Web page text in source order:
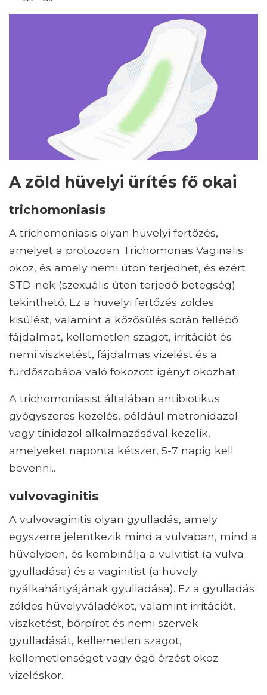
A zöld hüvelyi ürítés fő okai
trichomoniasis
A trichomoniasis olyan hüvelyi fertőzés,
amelyet a protozoan Trichomonas Vaginalis
okoz, és amely nemi úton terjedhet, és ezért
STD-nek (szexuális úton terjedő betegség)
tekinthető. Ez a hüvelyi fertőzés zöldes
kisülést, valamint a közösülés során fellépő
fájdalmat, kellemetlen szagot, irritációt és
nemi viszketést, fájdalmas vizelést és a
fürdőszobába való fokozott igényt okozhat.
A trichomoniasist általában antibiotikus
gyógyszeres kezelés, például metronidazol
vagy tinidazol alkalmazásával kezelik,
amelyeket naponta kétszer, 5-7 napig kell
bevenni..
vulvovaginitis
A vulvovaginitis olyan gyulladás, amely
egyszerre jelentkezik mind a vulvaban, mind a
hüvelyben, és kombinálja a vulvitist (a vulva
gyulladása) és a vaginitist (a hüvely
nyálkahártyájának gyulladása). Ez a gyulladás
zöldes hüvelyváladékot, valamint irritációt,
viszketést, bőrpírot és nemi szervek
gyulladását, kellemetlen szagot,
kellemetlenséget vagy égő érzést okoz
vizeléskor.